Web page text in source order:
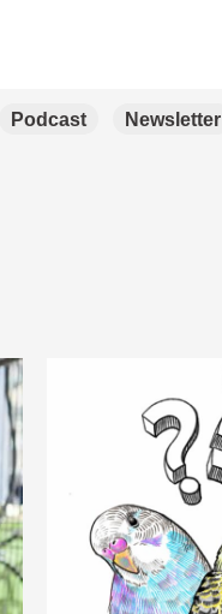
Podcast Newsletter